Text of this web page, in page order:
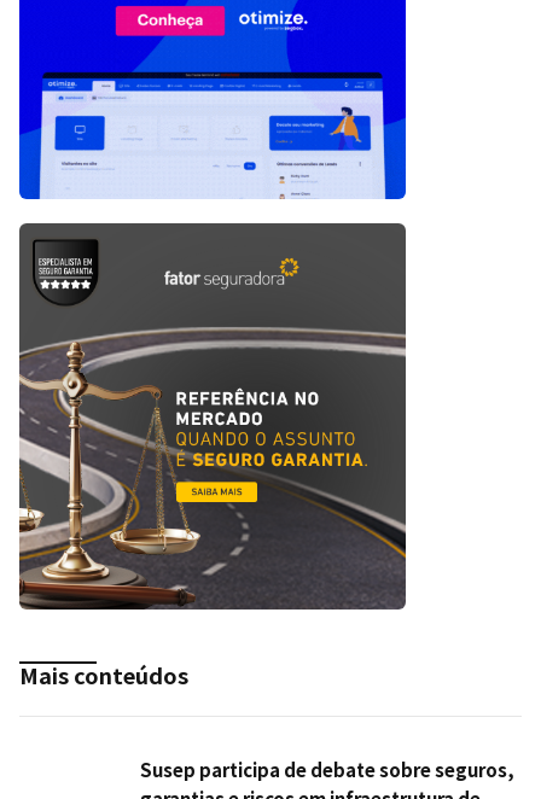
Mais conteúdos
Susep participa de debate sobre seguros,